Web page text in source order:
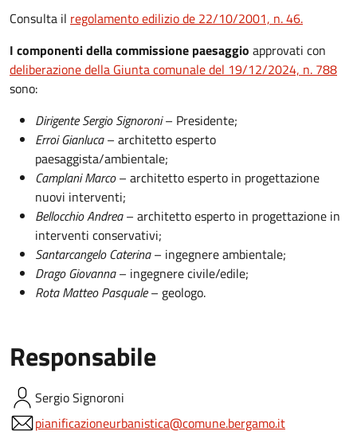
Consulta il regolamento edilizio de 22/10/2001, n. 46.
I componenti della commissione paesaggio approvati con
deliberazione della Giunta comunale del 19/12/2024, n. 788
sono:
Dirigente Sergio Signoroni– Presidente;
Erroi Gianluca– architetto esperto
paesaggista/ambientale;
Camplani Marco– architetto esperto in progettazione
nuovi interventi;
Bellocchio Andrea– architetto esperto in progettazione in
interventi conservativi;
Santarcangelo Caterina– ingegnere ambientale;
Drago Giovanna– ingegnere civile/edile;
Rota Matteo Pasquale– geologo.
Responsabile
SergioSignoroni
pianificazioneurbanistica@comune.bergamo.it